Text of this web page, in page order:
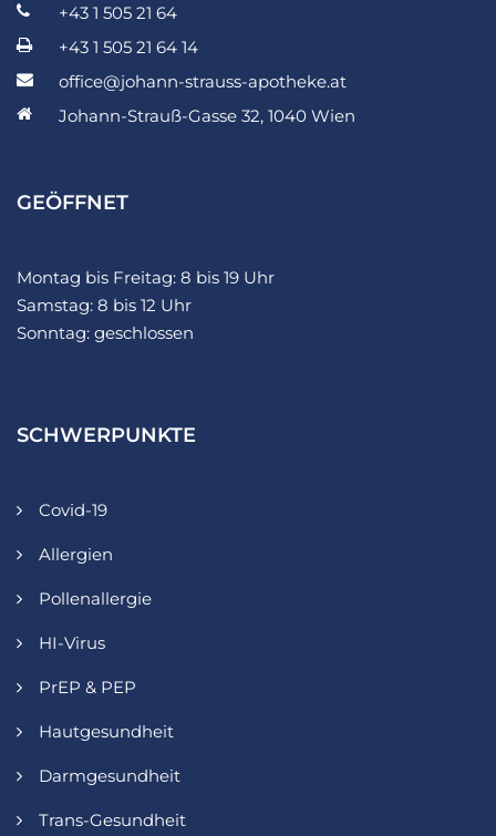
+43 1 505 21 64
+43 1 505 21 64 14
office@johann-strauss-apotheke.at
Johann-Strauß-Gasse 32, 1040 Wien
GEÖFFNET
Montag bis Freitag: 8 bis 19 Uhr
Samstag: 8 bis 12 Uhr
Sonntag: geschlossen
SCHWERPUNKTE
Covid-19
Allergien
Pollenallergie
HI-Virus
PrEP & PEP
Hautgesundheit
Darmgesundheit
Trans-Gesundheit